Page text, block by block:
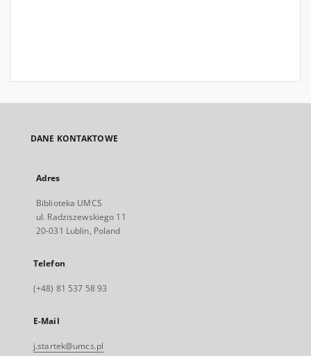
DANE KONTAKTOWE
Adres
Biblioteka UMCS
ul. Radziszewskiego 11
20-031 Lublin, Poland
Telefon
(+48) 81 537 58 93
E-Mail
j.startek@umcs.pl